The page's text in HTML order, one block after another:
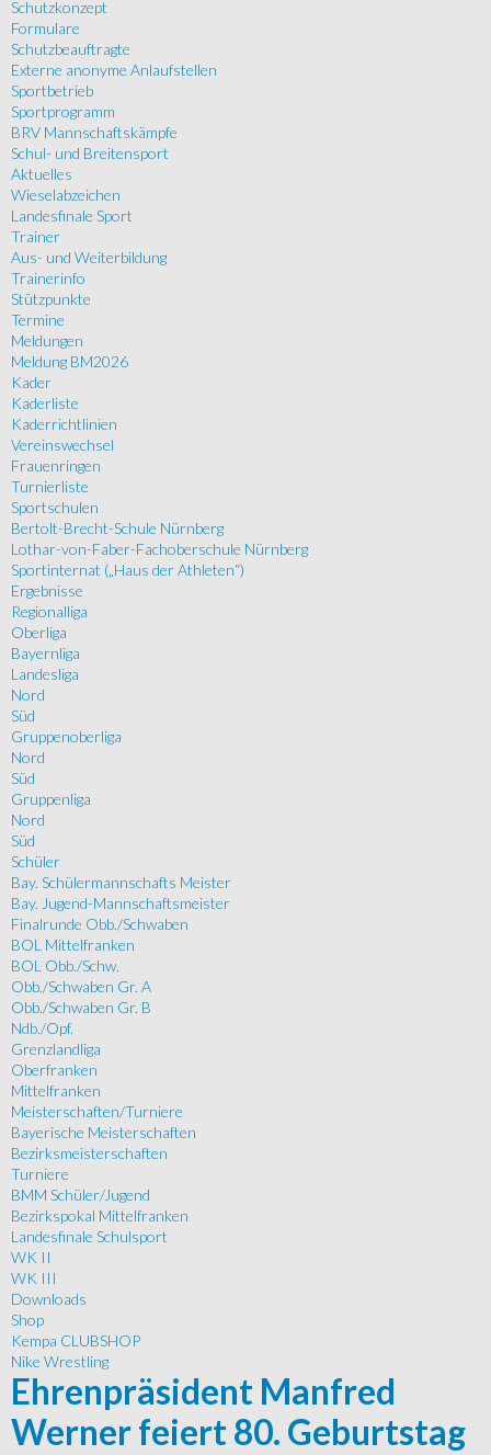
Schutzkonzept
Formulare
Schutzbeauftragte
Externe anonyme Anlaufstellen
Sportbetrieb
Sportprogramm
BRV Mannschaftskämpfe
Schul- und Breitensport
Aktuelles
Wieselabzeichen
Landesfinale Sport
Trainer
Aus- und Weiterbildung
Trainerinfo
Stützpunkte
Termine
Meldungen
Meldung BM2026
Kader
Kaderliste
Kaderrichtlinien
Vereinswechsel
Frauenringen
Turnierliste
Sportschulen
Bertolt-Brecht-Schule Nürnberg
Lothar-von-Faber-Fachoberschule Nürnberg
Sportinternat („Haus der Athleten“)
Ergebnisse
Regionalliga
Oberliga
Bayernliga
Landesliga
Nord
Süd
Gruppenoberliga
Nord
Süd
Gruppenliga
Nord
Süd
Schüler
Bay. Schülermannschafts Meister
Bay. Jugend-Mannschaftsmeister
Finalrunde Obb./Schwaben
BOL Mittelfranken
BOL Obb./Schw.
Obb./Schwaben Gr. A
Obb./Schwaben Gr. B
Ndb./Opf.
Grenzlandliga
Oberfranken
Mittelfranken
Meisterschaften/Turniere
Bayerische Meisterschaften
Bezirksmeisterschaften
Turniere
BMM Schüler/Jugend
Bezirkspokal Mittelfranken
Landesfinale Schulsport
WK II
WK III
Downloads
Shop
Kempa CLUBSHOP
Nike Wrestling
Ehrenpräsident Manfred
Werner feiert 80. Geburtstag